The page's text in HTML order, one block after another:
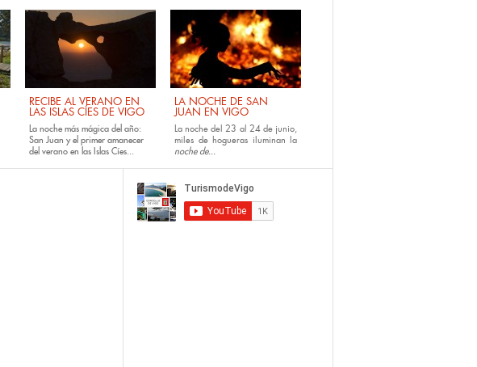
RECIBE AL VERANO EN
LAS ISLAS CÍES DE VIGO
La noche más mágica del año:
San Juan y el primer amanecer
del verano en las Islas Cíes...
LA NOCHE DE SAN
JUAN EN VIGO
La noche del 23 al 24 de junio,
miles de hogueras iluminan la
noche de...